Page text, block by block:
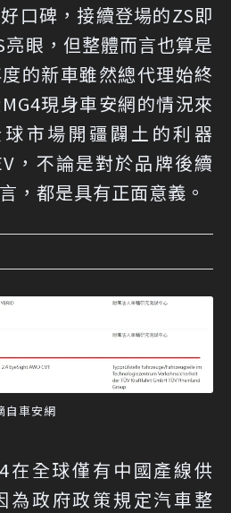
口碑，接續登場的ZS即
眼，但整體而言也算是
的新車雖然總代理始終
現身車安網的情況來
市場開疆闢土的利器
，不論是對於品牌後續
，都是具有正面意義。
自車安網
在全球僅有中國產線供
為政府政策規定汽車整